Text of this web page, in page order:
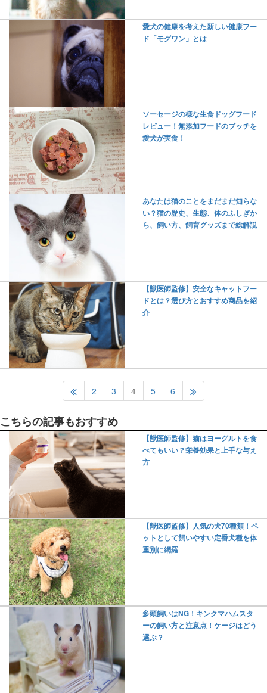
愛犬の健康を考えた新しい健康フー
ド「モグワン」とは
ソーセージの様な生食ドッグフード
レビュー！無添加フードのブッチを
愛犬が実食！
あなたは猫のことをまだまだ知らな
い？猫の歴史、生態、体のふしぎか
ら、飼い方、飼育グッズまで総解説
【獣医師監修】安全なキャットフー
ドとは？選び方とおすすめ商品を紹
介
2 3 4 5 6
こちらの記事もおすすめ
【獣医師監修】猫はヨーグルトを食
べてもいい？栄養効果と上手な与え
方
【獣医師監修】人気の犬70種類！ペ
ットとして飼いやすい定番犬種を体
重別に網羅
多頭飼いはNG！キンクマハムスタ
ーの飼い方と注意点！ケージはどう
選ぶ？